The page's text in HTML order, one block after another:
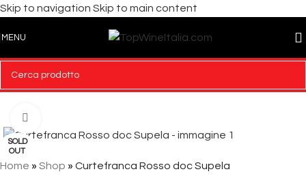
Skip to navigation Skip to main content
MENU
SOLD
OUT
Home » Shop » Curtefranca Rosso doc Supela